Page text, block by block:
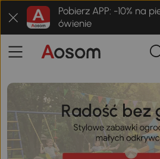
Pobierz APP: -10% na
ówienie